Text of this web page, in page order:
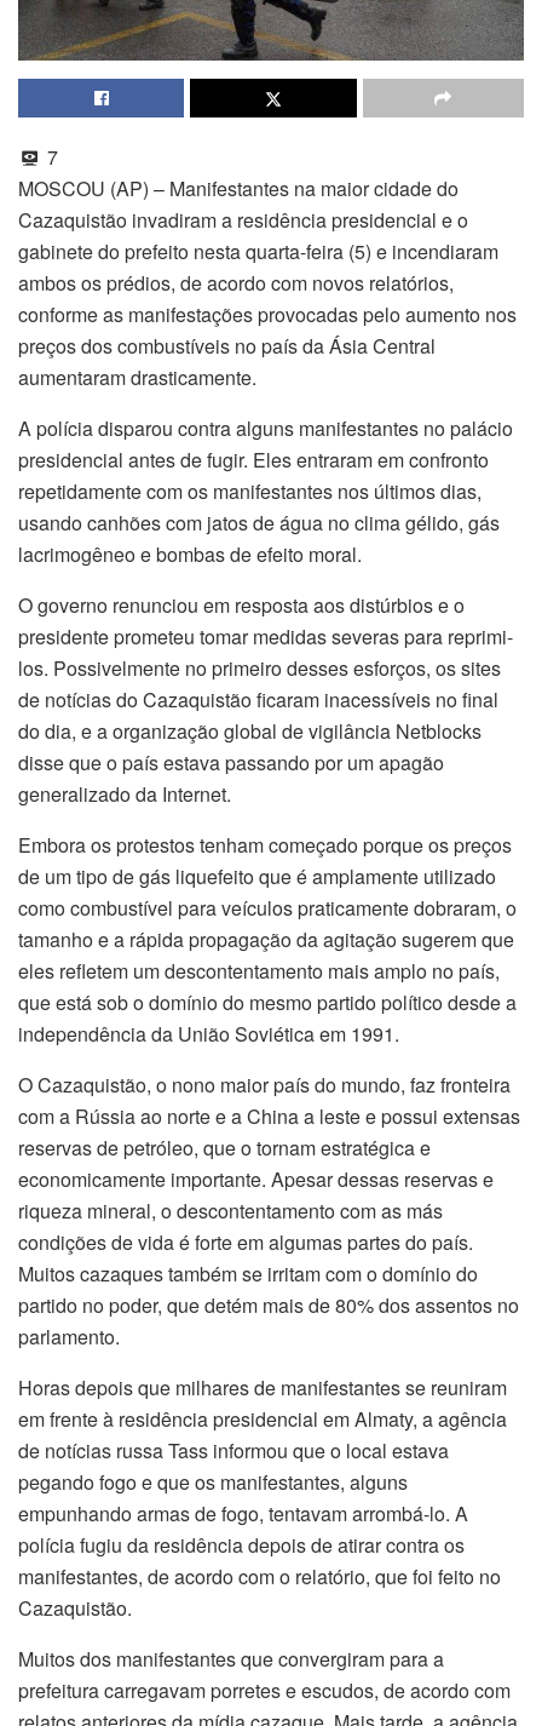
7
MOSCOU (AP) – Manifestantes na maior cidade do
Cazaquistão invadiram a residência presidencial e o
gabinete do prefeito nesta quarta-feira (5) e incendiaram
ambos os prédios, de acordo com novos relatórios,
conforme as manifestações provocadas pelo aumento nos
preços dos combustíveis no país da Ásia Central
aumentaram drasticamente.
A polícia disparou contra alguns manifestantes no palácio
presidencial antes de fugir. Eles entraram em confronto
repetidamente com os manifestantes nos últimos dias,
usando canhões com jatos de água no clima gélido, gás
lacrimogêneo e bombas de efeito moral.
O governo renunciou em resposta aos distúrbios e o
presidente prometeu tomar medidas severas para reprimi-
los. Possivelmente no primeiro desses esforços, os sites
de notícias do Cazaquistão ficaram inacessíveis no final
do dia, e a organização global de vigilância Netblocks
disse que o país estava passando por um apagão
generalizado da Internet.
Embora os protestos tenham começado porque os preços
de um tipo de gás liquefeito que é amplamente utilizado
como combustível para veículos praticamente dobraram, o
tamanho e a rápida propagação da agitação sugerem que
eles refletem um descontentamento mais amplo no país,
que está sob o domínio do mesmo partido político desde a
independência da União Soviética em 1991.
O Cazaquistão, o nono maior país do mundo, faz fronteira
com a Rússia ao norte e a China a leste e possui extensas
reservas de petróleo, que o tornam estratégica e
economicamente importante. Apesar dessas reservas e
riqueza mineral, o descontentamento com as más
condições de vida é forte em algumas partes do país.
Muitos cazaques também se irritam com o domínio do
partido no poder, que detém mais de 80% dos assentos no
parlamento.
Horas depois que milhares de manifestantes se reuniram
em frente à residência presidencial em Almaty, a agência
de notícias russa Tass informou que o local estava
pegando fogo e que os manifestantes, alguns
empunhando armas de fogo, tentavam arrombá-lo. A
polícia fugiu da residência depois de atirar contra os
manifestantes, de acordo com o relatório, que foi feito no
Cazaquistão.
Muitos dos manifestantes que convergiram para a
prefeitura carregavam porretes e escudos, de acordo com